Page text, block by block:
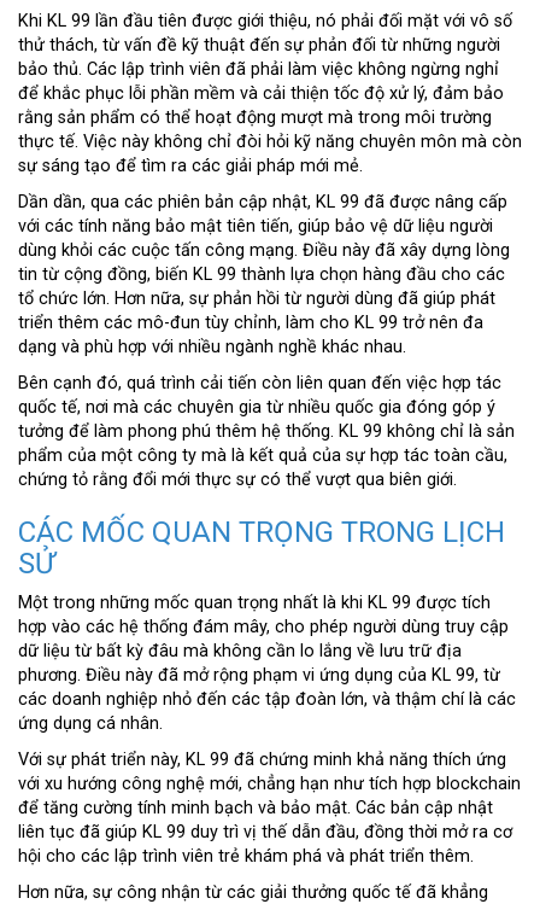
Khi KL 99 lần đầu tiên được giới thiệu, nó phải đối mặt với vô số
thử thách, từ vấn đề kỹ thuật đến sự phản đối từ những người
bảo thủ. Các lập trình viên đã phải làm việc không ngừng nghỉ
để khắc phục lỗi phần mềm và cải thiện tốc độ xử lý, đảm bảo
rằng sản phẩm có thể hoạt động mượt mà trong môi trường
thực tế. Việc này không chỉ đòi hỏi kỹ năng chuyên môn mà còn
sự sáng tạo để tìm ra các giải pháp mới mẻ.
Dần dần, qua các phiên bản cập nhật, KL 99 đã được nâng cấp
với các tính năng bảo mật tiên tiến, giúp bảo vệ dữ liệu người
dùng khỏi các cuộc tấn công mạng. Điều này đã xây dựng lòng
tin từ cộng đồng, biến KL 99 thành lựa chọn hàng đầu cho các
tổ chức lớn. Hơn nữa, sự phản hồi từ người dùng đã giúp phát
triển thêm các mô-đun tùy chỉnh, làm cho KL 99 trở nên đa
dạng và phù hợp với nhiều ngành nghề khác nhau.
Bên cạnh đó, quá trình cải tiến còn liên quan đến việc hợp tác
quốc tế, nơi mà các chuyên gia từ nhiều quốc gia đóng góp ý
tưởng để làm phong phú thêm hệ thống. KL 99 không chỉ là sản
phẩm của một công ty mà là kết quả của sự hợp tác toàn cầu,
chứng tỏ rằng đổi mới thực sự có thể vượt qua biên giới.
CÁC MỐC QUAN TRỌNG TRONG LỊCH
SỬ
Một trong những mốc quan trọng nhất là khi KL 99 được tích
hợp vào các hệ thống đám mây, cho phép người dùng truy cập
dữ liệu từ bất kỳ đâu mà không cần lo lắng về lưu trữ địa
phương. Điều này đã mở rộng phạm vi ứng dụng của KL 99, từ
các doanh nghiệp nhỏ đến các tập đoàn lớn, và thậm chí là các
ứng dụng cá nhân.
Với sự phát triển này, KL 99 đã chứng minh khả năng thích ứng
với xu hướng công nghệ mới, chẳng hạn như tích hợp blockchain
để tăng cường tính minh bạch và bảo mật. Các bản cập nhật
liên tục đã giúp KL 99 duy trì vị thế dẫn đầu, đồng thời mở ra cơ
hội cho các lập trình viên trẻ khám phá và phát triển thêm.
Hơn nữa, sự công nhận từ các giải thưởng quốc tế đã khẳng